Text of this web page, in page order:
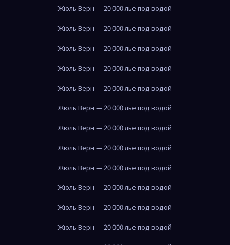
Жюль Верн — 20 000 лье под водой
Жюль Верн — 20 000 лье под водой
Жюль Верн — 20 000 лье под водой
Жюль Верн — 20 000 лье под водой
Жюль Верн — 20 000 лье под водой
Жюль Верн — 20 000 лье под водой
Жюль Верн — 20 000 лье под водой
Жюль Верн — 20 000 лье под водой
Жюль Верн — 20 000 лье под водой
Жюль Верн — 20 000 лье под водой
Жюль Верн — 20 000 лье под водой
Жюль Верн — 20 000 лье под водой